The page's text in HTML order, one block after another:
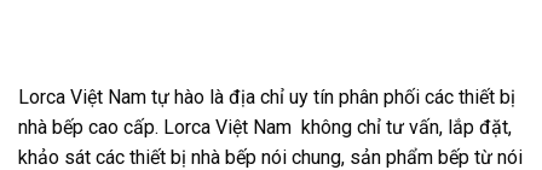
Lorca Việt Nam tự hào là địa chỉ uy tín phân phối các thiết bị
nhà bếp cao cấp. Lorca Việt Nam không chỉ tư vấn, lắp đặt,
khảo sát các thiết bị nhà bếp nói chung, sản phẩm bếp từ nói